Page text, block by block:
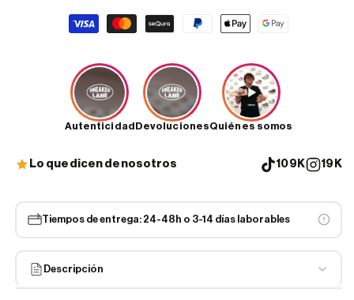
Autenticidad DevolucionesQuiénes somos
Lo que dicen de nosotros 109K 19K
Tiempos de entrega: 24-48h o 3-14 días laborables
Descripción